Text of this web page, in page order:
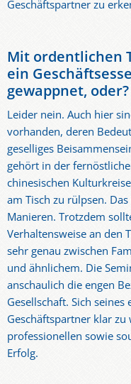
Geschäftspartner zu
Mit ordentlichen
ein
gewappnet, oder?
Leider nein. Auch hier
vorhanden, deren
geselliges
gehört in der
chinesischen
am Tisch zu rülpsen.
Manieren. Trotzdem
Verhaltensweise an den
sehr genau zwischen
und ähnlichem. Die
anschaulich die engen
Gesellschaft. Sich
Geschäftspartner klar
professionellen sowie
Erfolg.